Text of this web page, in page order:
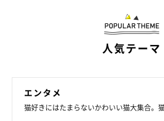
人気テーマ
エンタメ
猫好きにはたまらないかわいい猫大集合。